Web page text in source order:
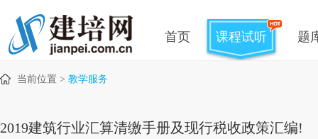
首页 课程试听 题
当前位置 > 教学服务
2019建筑行业汇算清缴手册及现行税收政策汇编!